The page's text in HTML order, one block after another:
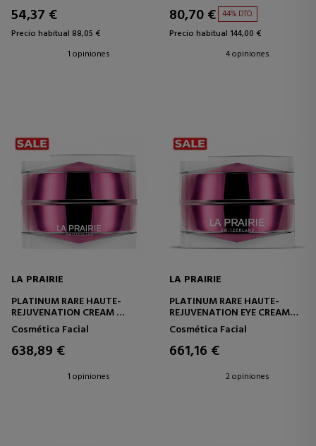
54,37 €
Precio habitual 88,05 €
1 opiniones
80,70 € 44% DTO.
Precio habitual 144,00 €
4 opiniones
LA PRAIRIE
PLATINUM RARE HAUTE-
REJUVENATION CREAM
CREMA FACIAL
REJUVENECEDORA
Cosmética Facial
638,89 €
1 opiniones
LA PRAIRIE
PLATINUM RARE HAUTE-
REJUVENATION EYE CREAM
CREMA CONTORNO DE OJOS
Cosmética Facial
661,16 €
2 opiniones